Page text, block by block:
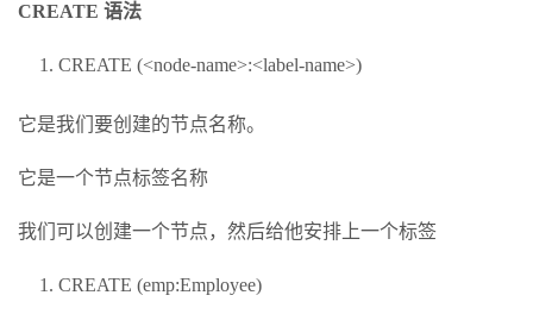
CREATE 语法
CREATE (<node-name>:<label-name>)
它是我们要创建的节点名称。
它是一个节点标签名称
我们可以创建一个节点，然后给他安排上一个标签
CREATE (emp:Employee)